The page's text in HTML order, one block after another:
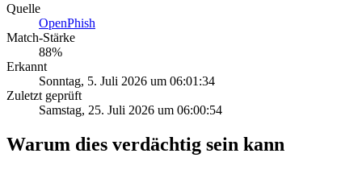
Quelle
OpenPhish
Match-Stärke
88%
Erkannt
Sonntag, 5. Juli 2026 um 06:01:34
Zuletzt geprüft
Samstag, 25. Juli 2026 um 06:00:54
Warum dies verdächtig sein kann